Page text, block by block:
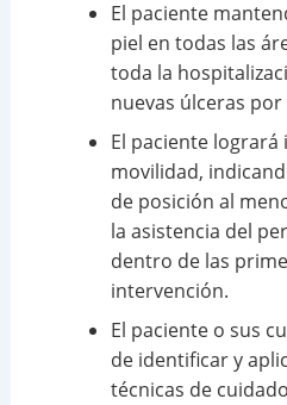
El paciente
piel en todas las
toda la
nuevas úlceras
El paciente
movilidad,
de posición al
la asistencia del
dentro de las
intervención.
El paciente o sus
de identificar y
técnicas de